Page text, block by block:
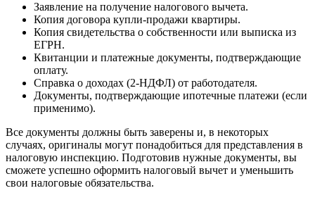
Заявление на получение налогового вычета.
Копия договора купли-продажи квартиры.
Копия свидетельства о собственности или выписка из
ЕГРН.
Квитанции и платежные документы, подтверждающие
оплату.
Справка о доходах (2-НДФЛ) от работодателя.
Документы, подтверждающие ипотечные платежи (если
применимо).
Все документы должны быть заверены и, в некоторых
случаях, оригиналы могут понадобиться для представления в
налоговую инспекцию. Подготовив нужные документы, вы
сможете успешно оформить налоговый вычет и уменьшить
свои налоговые обязательства.